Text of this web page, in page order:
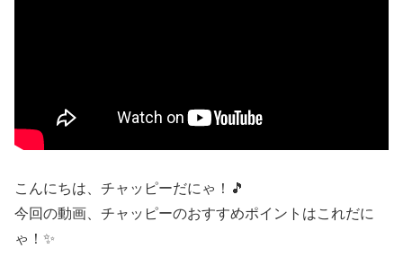
こんにちは、チャッピーだにゃ！🎵
今回の動画、チャッピーのおすすめポイントはこれだに
ゃ！✨